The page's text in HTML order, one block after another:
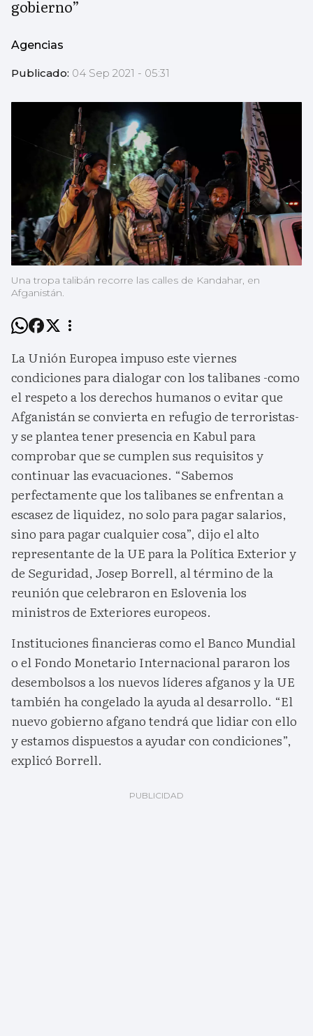
gobierno”
Agencias
Publicado: 04 Sep 2021 - 05:31
Una tropa talibán recorre las calles de Kandahar, en
Afganistán.
La Unión Europea impuso este viernes
condiciones para dialogar con los talibanes -como
el respeto a los derechos humanos o evitar que
Afganistán se convierta en refugio de terroristas-
y se plantea tener presencia en Kabul para
comprobar que se cumplen sus requisitos y
continuar las evacuaciones. “Sabemos
perfectamente que los talibanes se enfrentan a
escasez de liquidez, no solo para pagar salarios,
sino para pagar cualquier cosa”, dijo el alto
representante de la UE para la Política Exterior y
de Seguridad, Josep Borrell, al término de la
reunión que celebraron en Eslovenia los
ministros de Exteriores europeos.
Instituciones financieras como el Banco Mundial
o el Fondo Monetario Internacional pararon los
desembolsos a los nuevos líderes afganos y la UE
también ha congelado la ayuda al desarrollo. “El
nuevo gobierno afgano tendrá que lidiar con ello
y estamos dispuestos a ayudar con condiciones”,
explicó Borrell.